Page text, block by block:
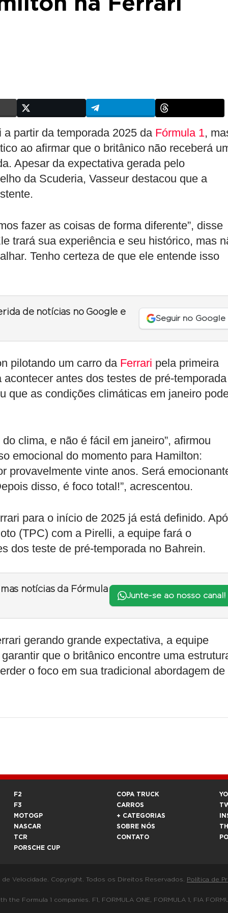
partir da temporada 2025 da Fórmula 1,
ao afirmar que o britânico não receberá
Apesar da expectativa gerada pelo
da Scuderia, Vasseur destacou que a
fazer as coisas de forma diferente”, disse
trará sua experiência e seu histórico, mas
Tenho certeza de que ele entende isso
de notícias no Google e
Seguir no Google
pilotando um carro da Ferrari pela primeira
antes dos testes de pré-
que as condições climáticas em janeiro
clima, e não é fácil em janeiro”, afirmou
emocional do momento para Hamilton:
provavelmente vinte anos. Será
disso, é foco total!”, acrescentou.
para o início de 2025 já está definido.
(TPC) com a Pirelli, a equipe fará o
dos teste de pré-temporada no Bahrein.
notícias da Fórmula
Junte-se ao nosso canal!
gerando grande expectativa, a equipe
que o britânico encontre uma
o foco em sua tradicional abordagem de
F2
F3
MOTOGP
NASCAR
TCR
PORSCHE CUP
COPA TRUCK
CARROS
+ CATEGORIAS
SOBRE NÓS
CONTATO
de Velocidade. Copyright. Todos os Direitos Reservados. Política de
Formula 1 companies. F1, FORMULA ONE, FORMULA 1, FIA